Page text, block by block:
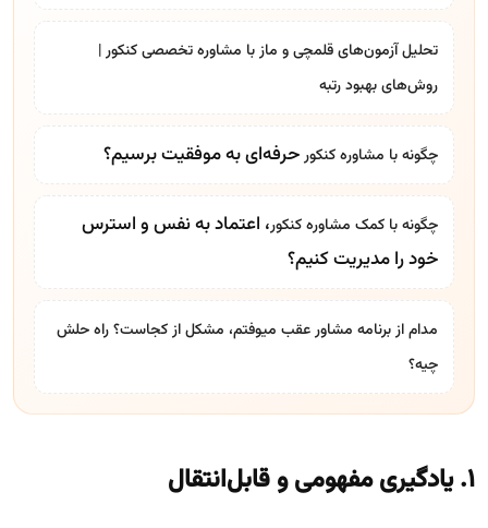
تحلیل آزمون‌های قلمچی و ماز با مشاوره تخصصی کنکور |
روش‌های بهبود رتبه
چگونه با مشاوره کنکورحرفه‌ای به موفقیت برسیم؟
چگونه با کمک مشاوره کنکور، اعتماد به نفس و استرس
خود را مدیریت کنیم؟
مدام از برنامه مشاور عقب میوفتم، مشکل از کجاست؟ راه حلش
چیه؟
۱. یادگیری مفهومی و قابل‌انتقال